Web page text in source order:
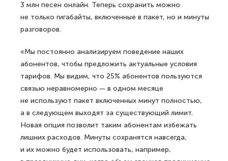
3 млн песен онлайн. Теперь сохранить можно
не только гигабайты, включенные в пакет, но и минуты
разговоров.
«Мы постоянно анализируем поведение наших
абонентов, чтобы предложить актуальные условия
тарифов. Мы видим, что 25% абонентов пользуются
связью неравномерно — в одном месяце
не используют пакет включенных минут полностью,
а в следующем выходят за существующий лимит.
Новая опция позволит таким абонентам избежать
лишних расходов. Минуты сохранятся навсегда,
и их можно будет использовать, например,